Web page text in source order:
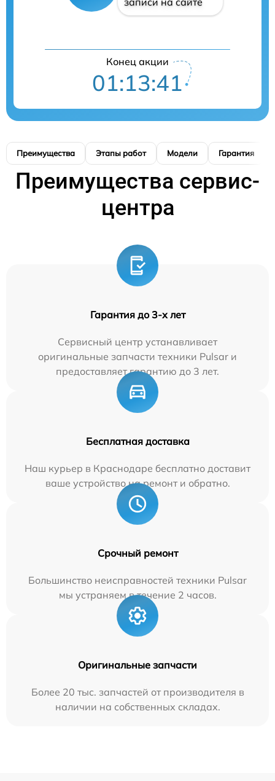
Конец акции
01:13:40
Преимущества Этапы работ Модели Гарантия
Преимущества сервис-
центра
Гарантия до 3-х лет
Сервисный центр устанавливает
оригинальные запчасти техники Pulsar и
предоставляет гарантию до 3 лет.
Бесплатная доставка
Наш курьер в Краснодаре бесплатно доставит
ваше устройство на ремонт и обратно.
Срочный ремонт
Большинство неисправностей техники Pulsar
мы устраняем в течение 2 часов.
Оригинальные запчасти
Более 20 тыс. запчастей от производителя в
наличии на собственных складах.